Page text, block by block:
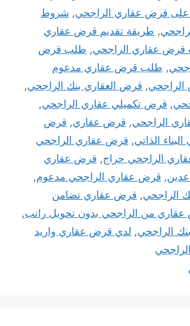
على قرض عقاري الراجحي, شروط
, طريقة تقديم قرض عقاري
عقاري الراجحي, طلب قرض
, طلب قرض عقاري مدعوم
, قرض العقاري بنك الراجحي,
, قرض تكميلي عقاري الراجحي,
الراجحي, قرض عقاري, قرض
الذاتي, قرض عقاري الراجحي
الراجحي حراج, قرض عقاري
, قرض عقاري الراجحي مدعوم,
الراجحي, قرض عقاري تضامن
من الراجحي بدون تحويل راتب,
الراجحي, لدي قرض عقاري واريد